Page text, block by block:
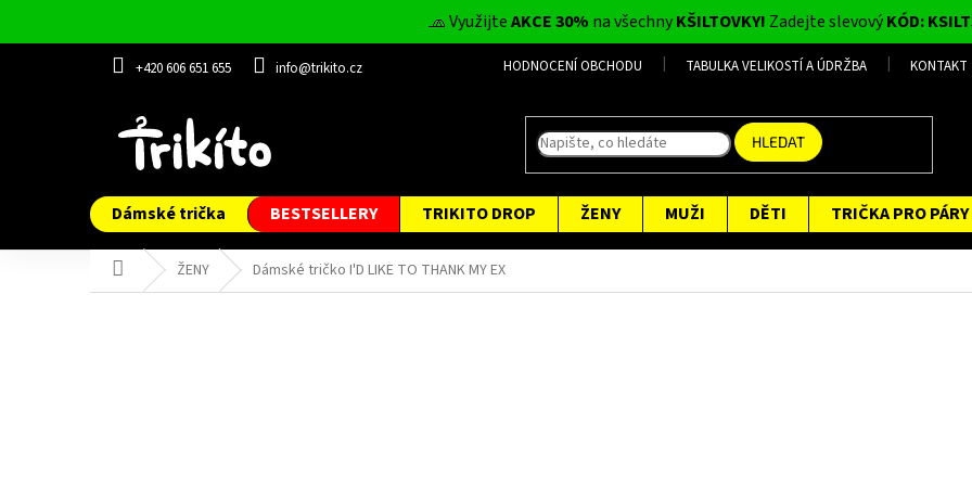
obsah
🧢 VyužijteAKCE 30% na všechnyKŠILTOVKY! Zadejte slevovýKÓD:
+420 606 651 655 info@trikito.cz HODNOCENÍ OBCHODU TABULKA VELIKOSTÍ A ÚDRŽBA KONTAKT
HLEDAT
Dámské trička BESTSELLERY TRIKITO DROP ŽENY MUŽI DĚTI TRIČKA PRO PÁRY
Domů ŽENY Dámské tričko I'D LIKE TO THANK MY EX